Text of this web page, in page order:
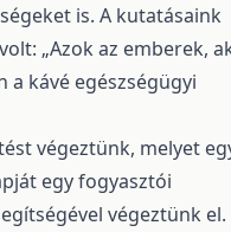
is. A kutatásaink
„Azok az emberek,
a kávé egészségügyi
végeztünk, melyet
egy fogyasztói
végeztünk el.